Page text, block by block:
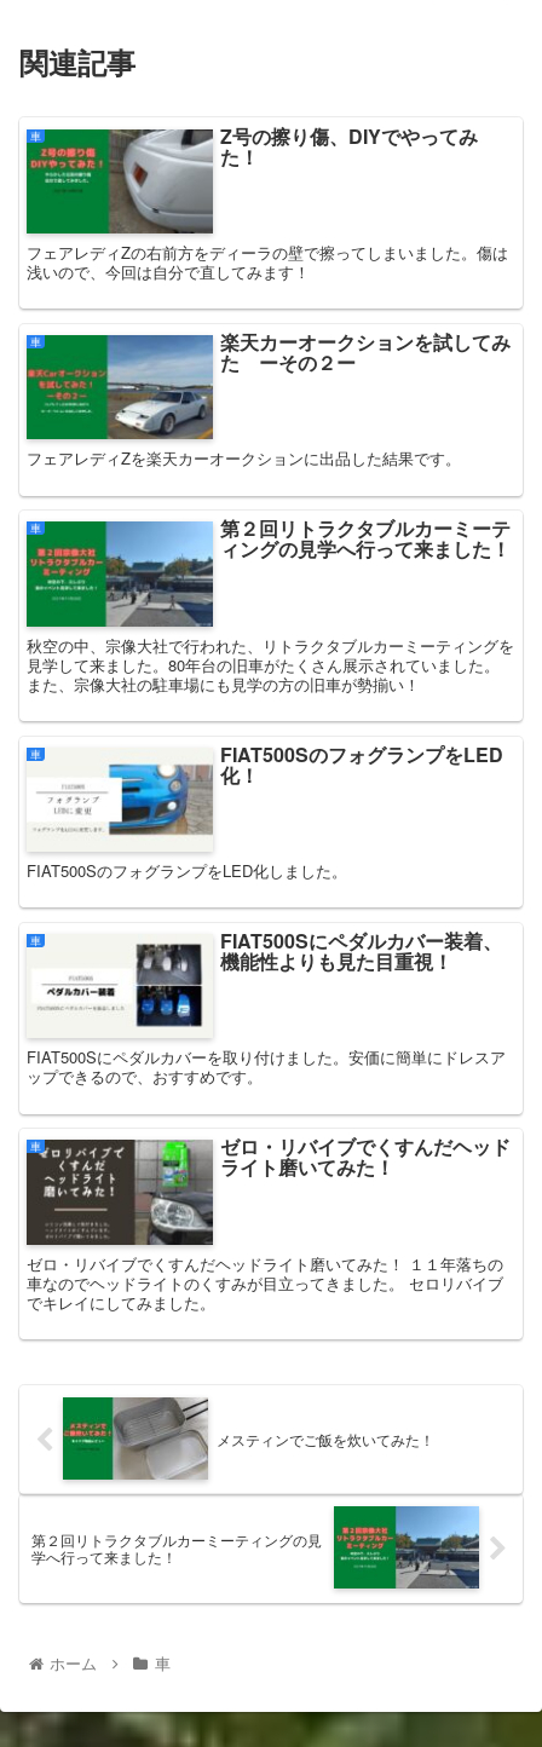
関連記事
車 Z号の擦り傷、DIYでやってみ
た！
フェアレディZの右前方をディーラの壁で擦ってしまいました。傷は
浅いので、今回は自分で直してみます！
車 楽天カーオークションを試してみ
た ーその２ー
フェアレディZを楽天カーオークションに出品した結果です。
車 第２回リトラクタブルカーミーテ
ィングの見学へ行って来ました！
秋空の中、宗像大社で行われた、リトラクタブルカーミーティングを
見学して来ました。80年台の旧車がたくさん展示されていました。
また、宗像大社の駐車場にも見学の方の旧車が勢揃い！
車 FIAT500SのフォグランプをLED
化！
FIAT500SのフォグランプをLED化しました。
車 FIAT500Sにペダルカバー装着、
機能性よりも見た目重視！
FIAT500Sにペダルカバーを取り付けました。安価に簡単にドレスア
ップできるので、おすすめです。
車 ゼロ・リバイブでくすんだヘッド
ライト磨いてみた！
ゼロ・リバイブでくすんだヘッドライト磨いてみた！ １１年落ちの
車なのでヘッドライトのくすみが目立ってきました。 セロリバイブ
でキレイにしてみました。
メスティンでご飯を炊いてみた！
第２回リトラクタブルカーミーティングの見
学へ行って来ました！
ホーム 車